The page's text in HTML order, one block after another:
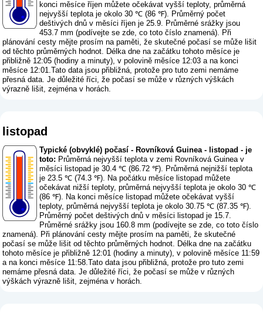
konci měsíce říjen můžete očekávat vyšší teploty, průměrná
nejvyšší teplota je okolo 30 ℃ (86 ℉). Průměrný počet
deštivých dnů v měsíci říjen je 25.9. Průměrné srážky jsou
453.7 mm (podívejte se zde, co toto číslo znamená). Při
plánování cesty mějte prosím na paměti, že skutečné počasí se může lišit
od těchto průměrných hodnot. Délka dne na začátku tohoto měsíce je
přibližně 12:05 (hodiny a minuty), v polovině měsíce 12:03 a na konci
měsíce 12:01.Tato data jsou přibližná, protože pro tuto zemi nemáme
přesná data. Je důležité říci, že počasí se může v různých výškách
výrazně lišit, zejména v horách.
listopad
Typické (obvyklé) počasí - Rovníková Guinea - listopad - je
toto: Průměrná nejvyšší teplota v zemi Rovníková Guinea v
měsíci listopad je 30.4 ℃ (86.72 ℉). Průměrná nejnižší teplota
je 23.5 ℃ (74.3 ℉). Na počátku měsíce listopad můžete
očekávat nižší teploty, průměrná nejvyšší teplota je okolo 30 ℃
(86 ℉). Na konci měsíce listopad můžete očekávat vyšší
teploty, průměrná nejvyšší teplota je okolo 30.75 ℃ (87.35 ℉).
Průměrný počet deštivých dnů v měsíci listopad je 15.7.
Průměrné srážky jsou 160.8 mm (podívejte se zde, co toto číslo
znamená). Při plánování cesty mějte prosím na paměti, že skutečné
počasí se může lišit od těchto průměrných hodnot. Délka dne na začátku
tohoto měsíce je přibližně 12:01 (hodiny a minuty), v polovině měsíce 11:59
a na konci měsíce 11:58.Tato data jsou přibližná, protože pro tuto zemi
nemáme přesná data. Je důležité říci, že počasí se může v různých
výškách výrazně lišit, zejména v horách.